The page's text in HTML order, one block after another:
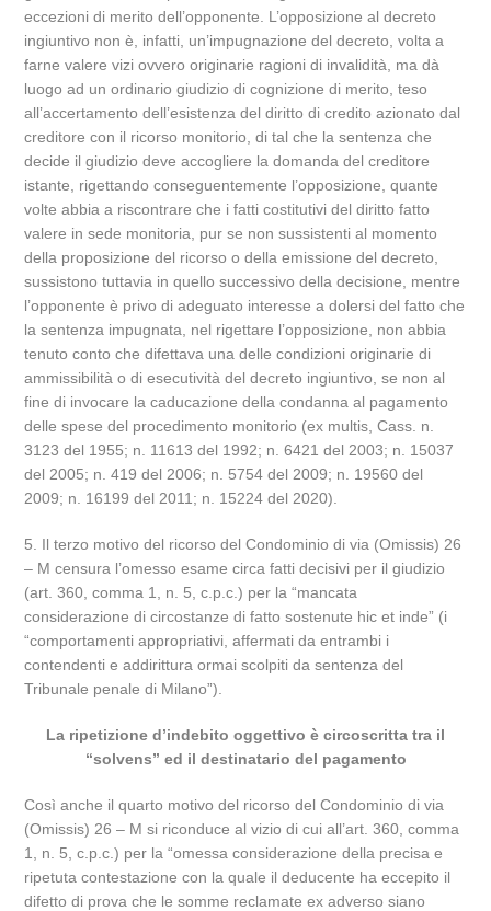
eccezioni di merito dell’opponente. L’opposizione al decreto
ingiuntivo non è, infatti, un’impugnazione del decreto, volta a
farne valere vizi ovvero originarie ragioni di invalidità, ma dà
luogo ad un ordinario giudizio di cognizione di merito, teso
all’accertamento dell’esistenza del diritto di credito azionato dal
creditore con il ricorso monitorio, di tal che la sentenza che
decide il giudizio deve accogliere la domanda del creditore
istante, rigettando conseguentemente l’opposizione, quante
volte abbia a riscontrare che i fatti costitutivi del diritto fatto
valere in sede monitoria, pur se non sussistenti al momento
della proposizione del ricorso o della emissione del decreto,
sussistono tuttavia in quello successivo della decisione, mentre
l’opponente è privo di adeguato interesse a dolersi del fatto che
la sentenza impugnata, nel rigettare l’opposizione, non abbia
tenuto conto che difettava una delle condizioni originarie di
ammissibilità o di esecutività del decreto ingiuntivo, se non al
fine di invocare la caducazione della condanna al pagamento
delle spese del procedimento monitorio (ex multis, Cass. n.
3123 del 1955; n. 11613 del 1992; n. 6421 del 2003; n. 15037
del 2005; n. 419 del 2006; n. 5754 del 2009; n. 19560 del
2009; n. 16199 del 2011; n. 15224 del 2020).
5. Il terzo motivo del ricorso del Condominio di via (Omissis) 26
– M censura l’omesso esame circa fatti decisivi per il giudizio
(art. 360, comma 1, n. 5, c.p.c.) per la “mancata
considerazione di circostanze di fatto sostenute hic et inde” (i
“comportamenti appropriativi, affermati da entrambi i
contendenti e addirittura ormai scolpiti da sentenza del
Tribunale penale di Milano”).
La ripetizione d’indebito oggettivo è circoscritta tra il
“solvens” ed il destinatario del pagamento
Così anche il quarto motivo del ricorso del Condominio di via
(Omissis) 26 – M si riconduce al vizio di cui all’art. 360, comma
1, n. 5, c.p.c.) per la “omessa considerazione della precisa e
ripetuta contestazione con la quale il deducente ha eccepito il
difetto di prova che le somme reclamate ex adverso siano